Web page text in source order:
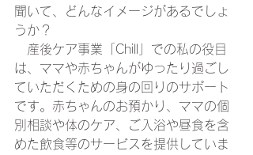
聞いて、どんなイメージがあるでしょ
うか？
産後ケア事業「Chill」での私の役目
は、ママや赤ちゃんがゆったり過ごし
ていただくための身の回りのサポート
です。赤ちゃんのお預かり、ママの個
別相談や体のケア、ご入浴や昼食を含
めた飲食等のサービスを提供していま